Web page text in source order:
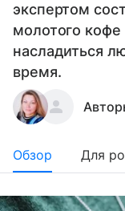
экспертом
молотого
насладиться
время.
Обзор Для